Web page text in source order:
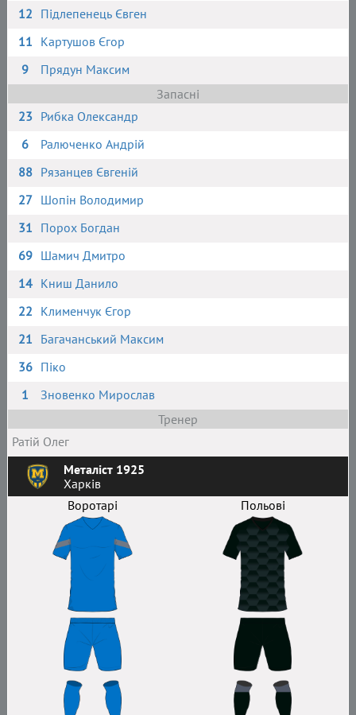
12 Підлепенець Євген
11 Картушов Єгор
9
Прядун Максим
Запасні
23 Рибка Олександр
6
Ралюченко Андрій
88 Рязанцев Євгеній
27 Шопін Володимир
31 Порох Богдан
69 Шамич Дмитро
14 Книш Данило
22 Клименчук Єгор
21 Багачанський Максим
36 Піко
1
Зновенко Мирослав
Тренер
Ратій Олег
Металіст 1925
Харків
Воротарі
Польові